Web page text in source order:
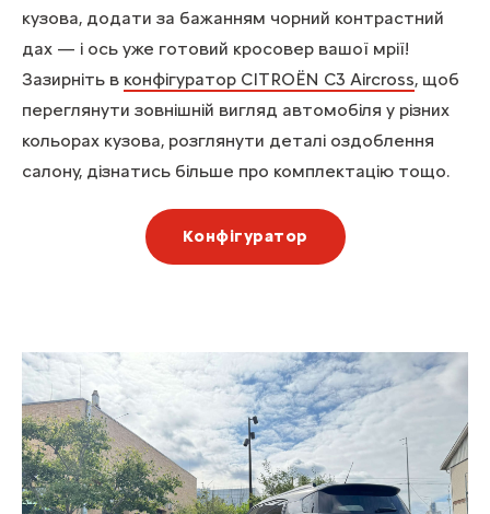
кузова, додати за бажанням чорний контрастний
дах — і ось уже готовий кросовер вашої мрії!
Зазирніть в конфігуратор CITROЁN C3 Aircross, щоб
переглянути зовнішній вигляд автомобіля у різних
кольорах кузова, розглянути деталі оздоблення
салону, дізнатись більше про комплектацію тощо.
Конфігуратор